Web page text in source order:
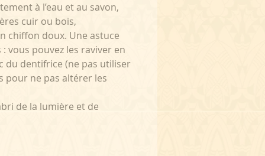
à l’eau et au savon,
cuir ou bois,
chiffon doux. Une astuce
vous pouvez les raviver en
du dentifrice (ne pas utiliser
pour ne pas altérer les
de la lumière et de